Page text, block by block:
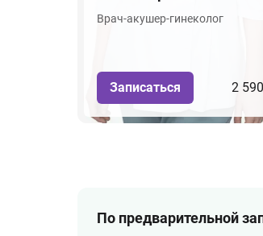
Врач-акушер-гинеколог
Записаться 2
По предварительной